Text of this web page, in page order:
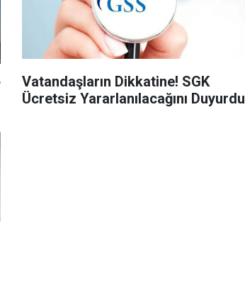
Vatandaşların Dikkatine! SGK
Ücretsiz Yararlanılacağını Duyurdu